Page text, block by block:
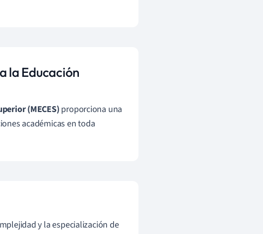
la Educación
(MECES) proporciona una
académicas en toda
y la especialización de